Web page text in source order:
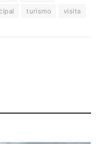
turismo visita